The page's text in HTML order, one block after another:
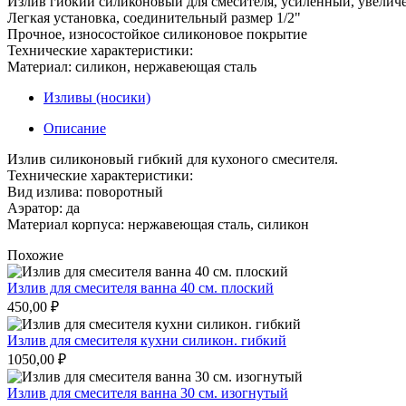
Легкая установка, соединительный размер 1/2"
Прочное, износостойкое силиконовое покрытие
Технические характеристики:
Материал: силикон, нержавеющая сталь
Изливы (носики)
Описание
Излив силиконовый гибкий для кухоного смесителя.
Технические характеристики:
Вид излива: поворотный
Аэратор: да
Материал корпуса: нержавеющая сталь, силикон
Похожие
Излив для смесителя ванна 40 см. плоский
450,00 ₽
Излив для смесителя кухни силикон. гибкий
1050,00 ₽
Излив для смесителя ванна 30 см. изогнутый